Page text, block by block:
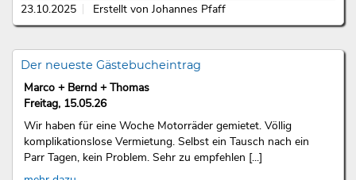
23.10.2025 Erstellt von Johannes Pfaff
Der neueste Gästebucheintrag
Marco + Bernd + Thomas
Freitag, 15.05.26
Wir haben für eine Woche Motorräder gemietet. Völlig
komplikationslose Vermietung. Selbst ein Tausch nach ein
Parr Tagen, kein Problem. Sehr zu empfehlen [...]